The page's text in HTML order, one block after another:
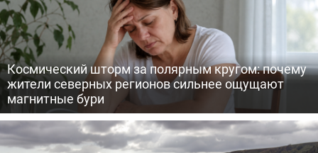
Космический шторм за полярным кругом: почему
жители северных регионов сильнее ощущают
магнитные бури